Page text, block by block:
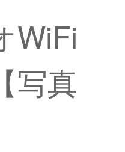
WiFi
写真